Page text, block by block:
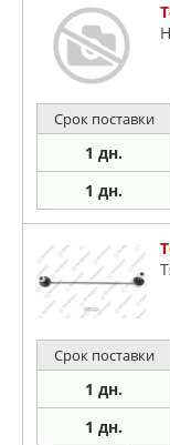
Срок поставки
1 дн.
1 дн.
Срок поставки
1 дн.
1 дн.